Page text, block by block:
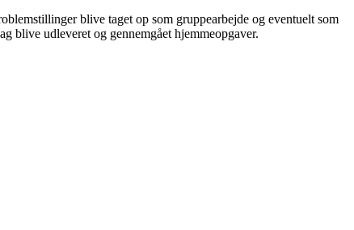
blive taget op som gruppearbejde og eventuelt som
blive udleveret og gennemgået hjemmeopgaver.